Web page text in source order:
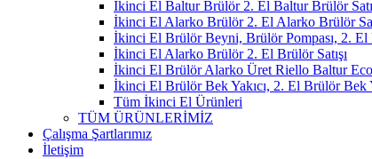
İkinci El Baltur Brülör 2. El Baltur Brülör
İkinci El Alarko Brülör 2. El Alarko Brülör
İkinci El Brülör Beyni, Brülör Pompası, 2.
İkinci El Alarko Brülör 2. El Brülör Satışı
İkinci El Brülör Alarko Üret Riello Baltur
İkinci El Brülör Bek Yakıcı, 2. El Brülör Bek
Tüm İkinci El Ürünleri
TÜM ÜRÜNLERİMİZ
Çalışma Şartlarımız
İletişim